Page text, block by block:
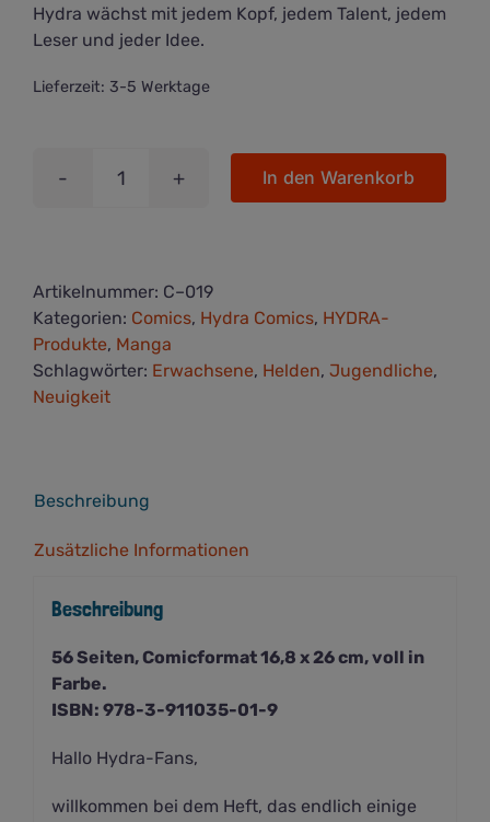
Hydra wächst mit jedem Kopf, jedem Talent, jedem
Leser und jeder Idee.
Lieferzeit: 3-5 Werktage
HYDRA
In den Warenkorb
Artikelnummer: C–019
Kategorien: Comics, Hydra Comics, HYDRA-
Produkte, Manga
Schlagwörter: Erwachsene, Helden, Jugendliche,
Neuigkeit
Beschreibung
Zusätzliche Informationen
Beschreibung
56 Seiten, Comicformat 16,8 x 26 cm, voll in
Farbe.
ISBN: 978-3-911035-01-9
Hallo Hydra-Fans,
willkommen bei dem Heft, das endlich einige